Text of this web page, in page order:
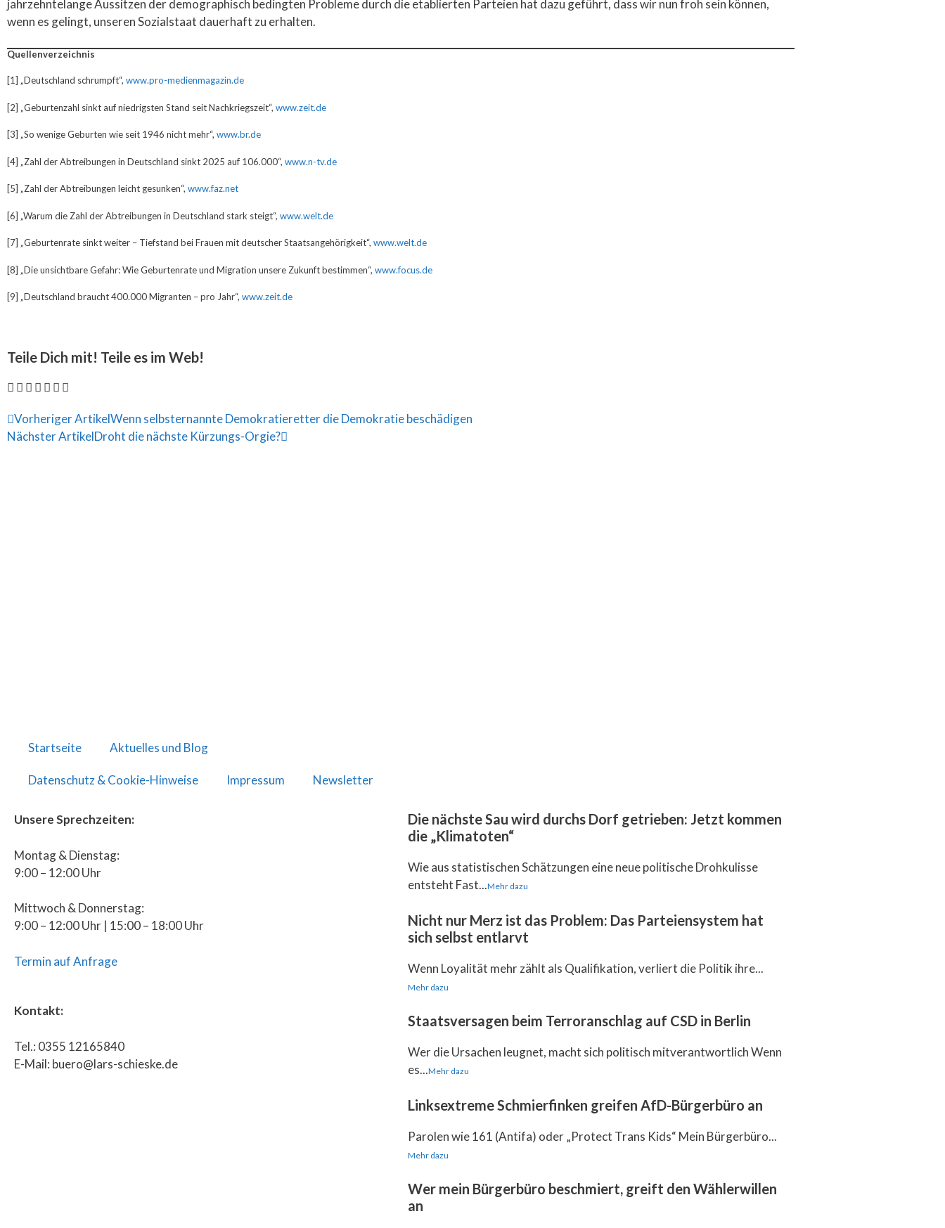
jahrzehntelange Aussitzen der demographisch bedingten Probleme durch die etablierten Parteien hat dazu geführt, dass wir nun froh sein können,
wenn es gelingt, unseren Sozialstaat dauerhaft zu erhalten.
Quellenverzeichnis
[1] „Deutschland schrumpft“, www.pro-medienmagazin.de
[2] „Geburtenzahl sinkt auf niedrigsten Stand seit Nachkriegszeit“, www.zeit.de
[3] „So wenige Geburten wie seit 1946 nicht mehr“, www.br.de
[4] „Zahl der Abtreibungen in Deutschland sinkt 2025 auf 106.000“, www.n-tv.de
[5] „Zahl der Abtreibungen leicht gesunken“, www.faz.net
[6] „Warum die Zahl der Abtreibungen in Deutschland stark steigt“, www.welt.de
[7] „Geburtenrate sinkt weiter – Tiefstand bei Frauen mit deutscher Staatsangehörigkeit“, www.welt.de
[8] „Die unsichtbare Gefahr: Wie Geburtenrate und Migration unsere Zukunft bestimmen“, www.focus.de
[9] „Deutschland braucht 400.000 Migranten – pro Jahr“, www.zeit.de
Teile Dich mit! Teile es im Web!
Vorheriger ArtikelWenn selbsternannte Demokratieretter die Demokratie beschädigen
Nächster ArtikelDroht die nächste Kürzungs-Orgie?
Startseite Aktuelles und Blog
Datenschutz & Cookie-Hinweise Impressum Newsletter
Unsere Sprechzeiten:
Montag & Dienstag:
9:00 – 12:00 Uhr
Mittwoch & Donnerstag:
9:00 – 12:00 Uhr | 15:00 – 18:00 Uhr
Termin auf Anfrage
Kontakt:
Tel.: 0355 12165840
E-Mail: buero@lars-schieske.de
Die nächste Sau wird durchs Dorf getrieben: Jetzt kommen
die „Klimatoten“
Wie aus statistischen Schätzungen eine neue politische Drohkulisse
entsteht Fast...Mehr dazu
Nicht nur Merz ist das Problem: Das Parteiensystem hat
sich selbst entlarvt
Wenn Loyalität mehr zählt als Qualifikation, verliert die Politik ihre...
Mehr dazu
Staatsversagen beim Terroranschlag auf CSD in Berlin
Wer die Ursachen leugnet, macht sich politisch mitverantwortlich Wenn
es...Mehr dazu
Linksextreme Schmierfinken greifen AfD-Bürgerbüro an
Parolen wie 161 (Antifa) oder „Protect Trans Kids“ Mein Bürgerbüro...
Mehr dazu
Wer mein Bürgerbüro beschmiert, greift den Wählerwillen
an